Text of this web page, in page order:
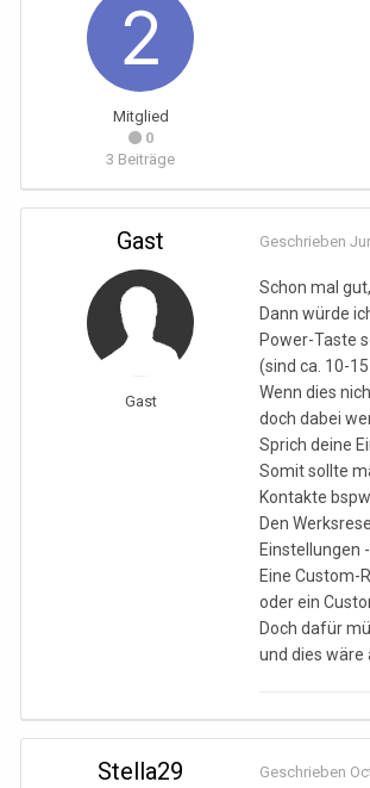
Mitglied
0
3 Beiträge
Gast
Gast
Geschrieben
Schon mal
Dann würde
Power-Taste
(sind ca. 10-
Wenn dies
doch dabei
Sprich deine
Somit sollte
Kontakte
Den
Einstellungen
Eine Custom-
oder ein
Doch dafür
und dies wäre
Stella29 Geschrieben